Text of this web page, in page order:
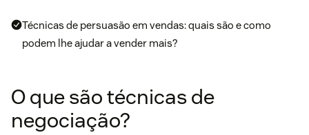
Técnicas de persuasão em vendas: quais são e como
podem lhe ajudar a vender mais?
O que são técnicas de
negociação?